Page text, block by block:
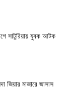
সাটুরিয়ায় যুবক আটক
জিয়ার মাজারে জাসাস